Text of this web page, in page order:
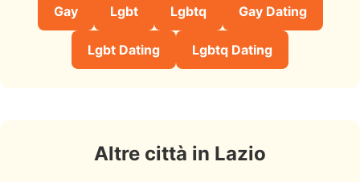
Gay Lgbt Lgbtq Gay Dating
Lgbt Dating Lgbtq Dating
Altre città in Lazio